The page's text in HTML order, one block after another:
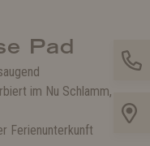
Pad
im Nu Schlamm,
Ferienunterkunft